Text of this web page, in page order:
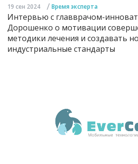
19 сен 2024 / Время эксперта
Интервью с главврачом-
Дорошенко о мотивации
методики лечения и создавать
индустриальные стандарты